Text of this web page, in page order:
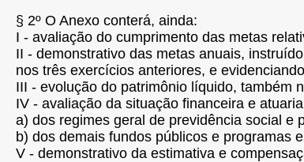
§ 2º O Anexo conterá, ainda:
I - avaliação do cumprimento das metas
II - demonstrativo das metas anuais,
nos três exercícios anteriores, e
III - evolução do patrimônio líquido, também
IV - avaliação da situação financeira e
a) dos regimes geral de previdência social e
b) dos demais fundos públicos e programas
V - demonstrativo da estimativa e